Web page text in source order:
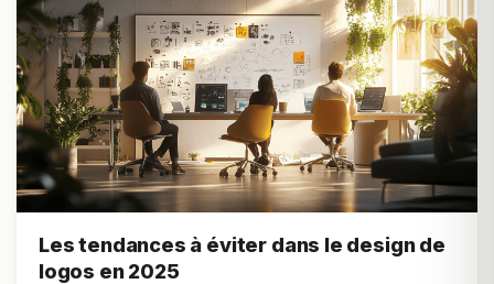
Les tendances à éviter dans le design de
logos en 2025